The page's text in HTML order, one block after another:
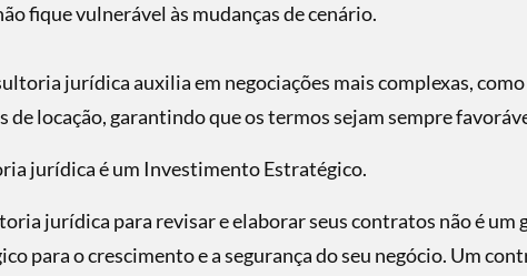
fique vulnerável às mudanças de cenário.
jurídica auxilia em negociações mais complexas,
de locação, garantindo que os termos sejam sempre
jurídica é um Investimento Estratégico.
jurídica para revisar e elaborar seus contratos não é um
para o crescimento e a segurança do seu negócio. Um